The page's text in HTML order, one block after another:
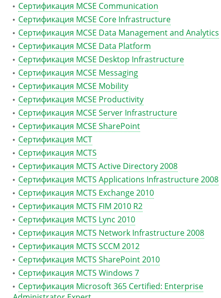
Сертификация MCSE Communication
Сертификация MCSE Core Infrastructure
Сертификация MCSE Data Management and Analytics
Сертификация MCSE Data Platform
Сертификация MCSE Desktop Infrastructure
Сертификация MCSE Messaging
Сертификация MCSE Mobility
Сертификация MCSE Productivity
Сертификация MCSE Server Infrastructure
Сертификация MCSE SharePoint
Сертификация MCT
Сертификация MCTS
Сертификация MCTS Active Directory 2008
Сертификация MCTS Applications Infrastructure 2008
Сертификация MCTS Exchange 2010
Сертификация MCTS FIM 2010 R2
Сертификация MCTS Lync 2010
Сертификация MCTS Network Infrastructure 2008
Сертификация MCTS SCCM 2012
Сертификация MCTS SharePoint 2010
Сертификация MCTS Windows 7
Сертификация Microsoft 365 Certified: Enterprise